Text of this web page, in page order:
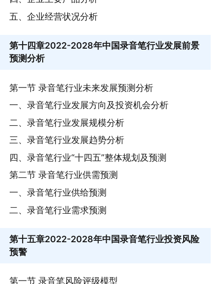
五、企业经营状况分析
第十四章2022-2028年中国录音笔行业发展前景
预测分析
第一节 录音笔行业未来发展预测分析
一、录音笔行业发展方向及投资机会分析
二、录音笔行业发展规模分析
三、录音笔行业发展趋势分析
四、录音笔行业“十四五”整体规划及预测
第二节 录音笔行业供需预测
一、录音笔行业供给预测
二、录音笔行业需求预测
第十五章2022-2028年中国录音笔行业投资风险
预警
第一节 录音笔风险评级模型